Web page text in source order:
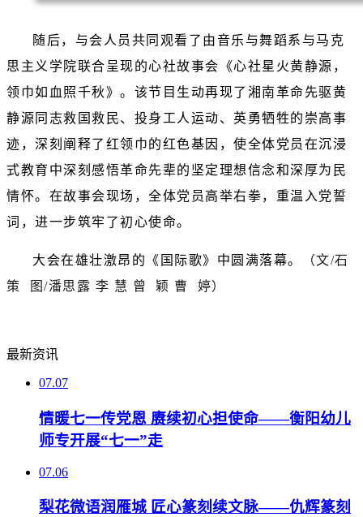
随后，与会人员共同观看了由音乐与舞蹈系与马克
思主义学院联合呈现的心社故事会《心社星火黄静源，
领巾如血照千秋》。该节目生动再现了湘南革命先驱黄
静源同志救国救民、投身工人运动、英勇牺牲的崇高事
迹，深刻阐释了红领巾的红色基因，使全体党员在沉浸
式教育中深刻感悟革命先辈的坚定理想信念和深厚为民
情怀。在故事会现场，全体党员高举右拳，重温入党誓
词，进一步筑牢了初心使命。
大会在雄壮激昂的《国际歌》中圆满落幕。 （文/石
策
图/潘思露 李 慧 曾 颖 曹 婷）
最新资讯
07.07
情暖七一传党恩 赓续初心担使命——衡阳幼儿
师专开展“七一”走
07.06
梨花微语润雁城 匠心篆刻续文脉——仇辉篆刻